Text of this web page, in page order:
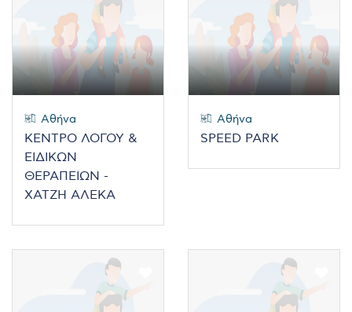
Αθήνα
ΚΕΝΤΡΟ ΛΟΓΟΥ &
ΕΙΔΙΚΩΝ
ΘΕΡΑΠΕΙΩΝ -
ΧΑΤΖΗ ΑΛΕΚΑ
Αθήνα
SPEED PARK